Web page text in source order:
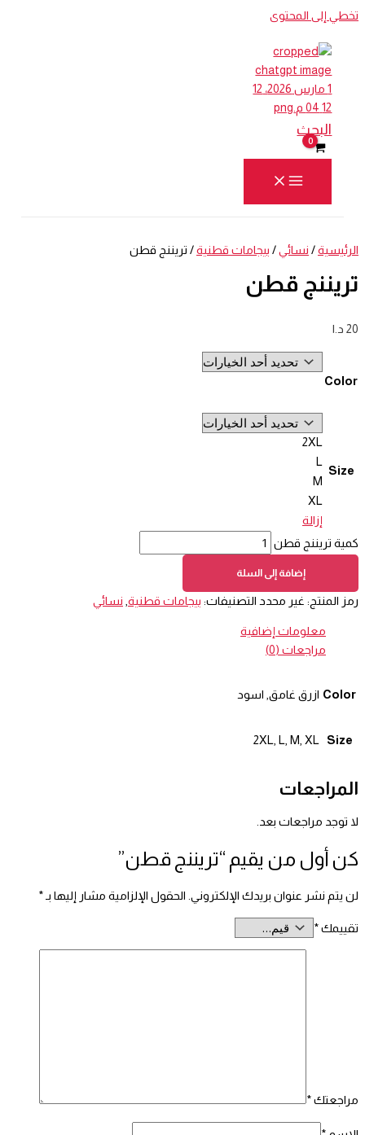
تخطي إلى المحتوى
البحث
الرئيسية/ نسائي/ بيجامات قطنية/ تريننج قطن
تريننج قطن
20 د.ا
Color
Size
2XL
L
M
XL
إزالة
كمية تريننج قطن
إضافة إلى السلة
رمز المنتج: غير محدد التصنيفات: بيجامات قطنية نسائي
معلومات إضافية
مراجعات (0)
Color ازرق غامق, اسود
Size
2XL, L, M, XL
المراجعات
لا توجد مراجعات بعد.
كن أول من يقيم “تريننج قطن”
لن يتم نشر عنوان بريدك الإلكتروني. الحقول الإلزامية مشار إليها بـ*
تقييمك*
مراجعتك*